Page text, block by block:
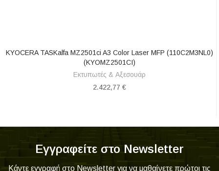
ΑΓΟΡΆ
KYOCERA TASKalfa MZ2501ci A3 Color Laser MFP (110C2M3NL0)
(KYOMZ2501CI)
Εκτυπωτές & Αξεσουάρ
2.422,77 €
Εγγραφείτε στο Newsletter
Κάντε εγγραφή στο Newsletter για να μαθαίνετε πρώτοι τις